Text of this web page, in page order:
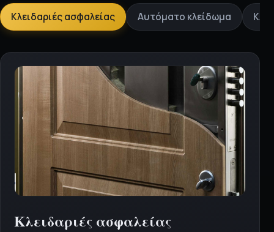
Επιλέξτε
υπηρεσία
Κλειδαριές ασφαλείας Αυτόματο κλείδωμα
Κλειδαριές ασφαλείας